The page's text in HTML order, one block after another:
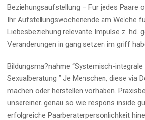
Beziehungsaufstellung – Fur jedes Paare
Ihr Aufstellungswochenende am Welche
Liebesbeziehung relevante Impulse z. hd.
Veranderungen in gang setzen im griff
Bildungsma?nahme “Systemisch-
Sexualberatung ” Je Menschen, diese via
machen oder herstellen vorhaben.
unsereiner, genau so wie respons inside
erfolgreiche Paarberaterpersonlichkeit